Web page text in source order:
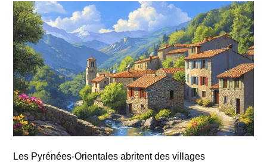
VOYAGE
Les Pyrénées-Orientales abritent des villages